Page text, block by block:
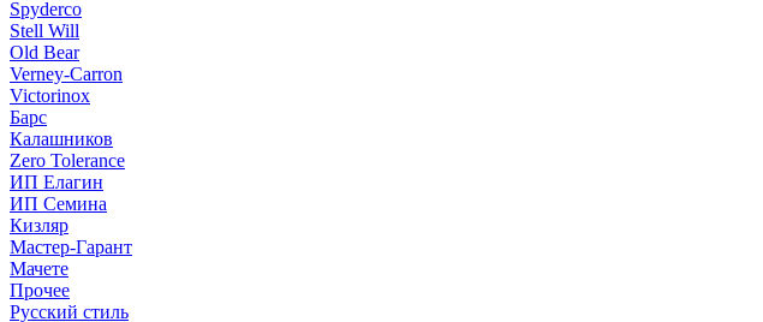
Spyderco
Stell Will
Old Bear
Verney-Carron
Victorinox
Барс
Калашников
Zero Tolerance
ИП Елагин
ИП Семина
Кизляр
Мастер-Гарант
Мачете
Прочее
Русский стиль